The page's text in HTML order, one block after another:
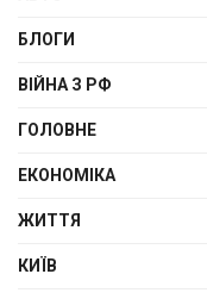
БЛОГИ
ВІЙНА З РФ
ГОЛОВНЕ
ЕКОНОМІКА
ЖИТТЯ
КИЇВ